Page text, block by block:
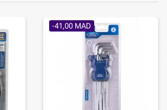
-41,00 MAD